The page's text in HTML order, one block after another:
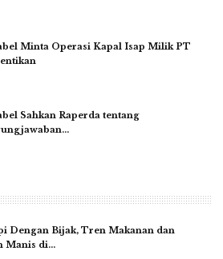
Minta Operasi Kapal Isap Milik PT
Sahkan Raperda tentang
Dengan Bijak, Tren Makanan dan
Manis di…